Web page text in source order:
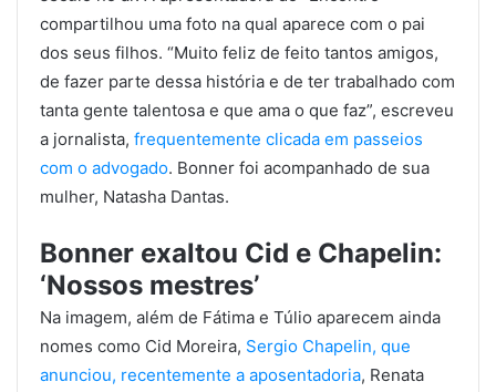
compartilhou uma foto na qual aparece com o pai
dos seus filhos. “Muito feliz de feito tantos amigos,
de fazer parte dessa história e de ter trabalhado com
tanta gente talentosa e que ama o que faz”, escreveu
a jornalista, frequentemente clicada em passeios
com o advogado. Bonner foi acompanhado de sua
mulher, Natasha Dantas.
Bonner exaltou Cid e Chapelin:
‘Nossos mestres’
Na imagem, além de Fátima e Túlio aparecem ainda
nomes como Cid Moreira, Sergio Chapelin, que
anunciou, recentemente a aposentadoria, Renata